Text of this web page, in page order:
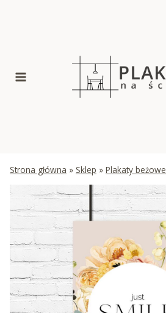
Strona główna » Sklep » Plakaty beżowe